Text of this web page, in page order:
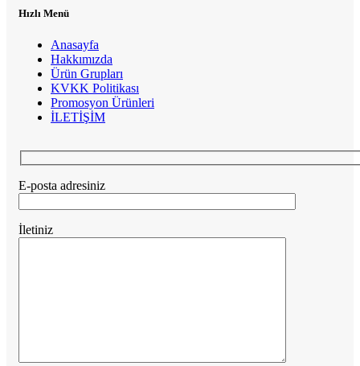
Hızlı Menü
Anasayfa
Hakkımızda
Ürün Grupları
KVKK Politikası
Promosyon Ürünleri
İLETİŞİM
E-posta adresiniz
İletiniz